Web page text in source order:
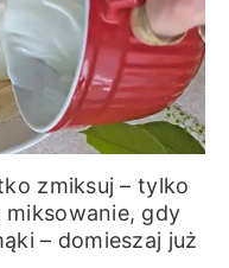
zmiksuj – tylko
miksowanie, gdy
– domieszaj już